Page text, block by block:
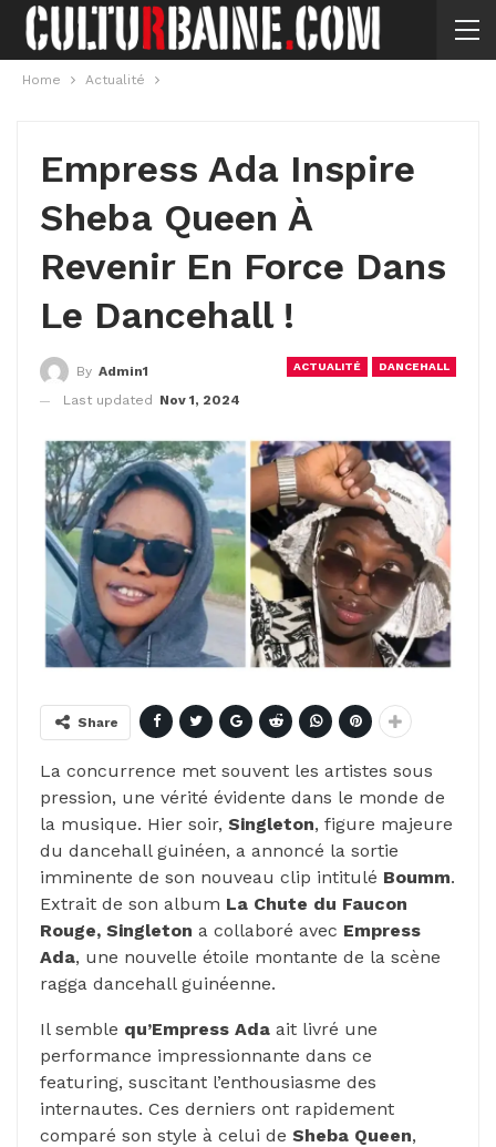
Home Actualité
Empress Ada Inspire
Sheba Queen À
Revenir En Force Dans
Le Dancehall !
ACTUALITÉ DANCEHALL
By Admin1
Last updated
Nov 1, 2024
Share
La concurrence met souvent les artistes sous
pression, une vérité évidente dans le monde de
la musique. Hier soir, Singleton, figure majeure
du dancehall guinéen, a annoncé la sortie
imminente de son nouveau clip intitulé Boumm.
Extrait de son album La Chute du Faucon
Rouge, Singleton a collaboré avec Empress
Ada, une nouvelle étoile montante de la scène
ragga dancehall guinéenne.
Il semble qu’Empress Ada ait livré une
performance impressionnante dans ce
featuring, suscitant l’enthousiasme des
internautes. Ces derniers ont rapidement
comparé son style à celui de Sheba Queen,